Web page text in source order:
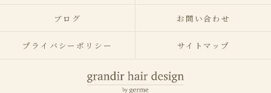
ブログ お問い合わせ
プライバシーポリシー サイトマップ